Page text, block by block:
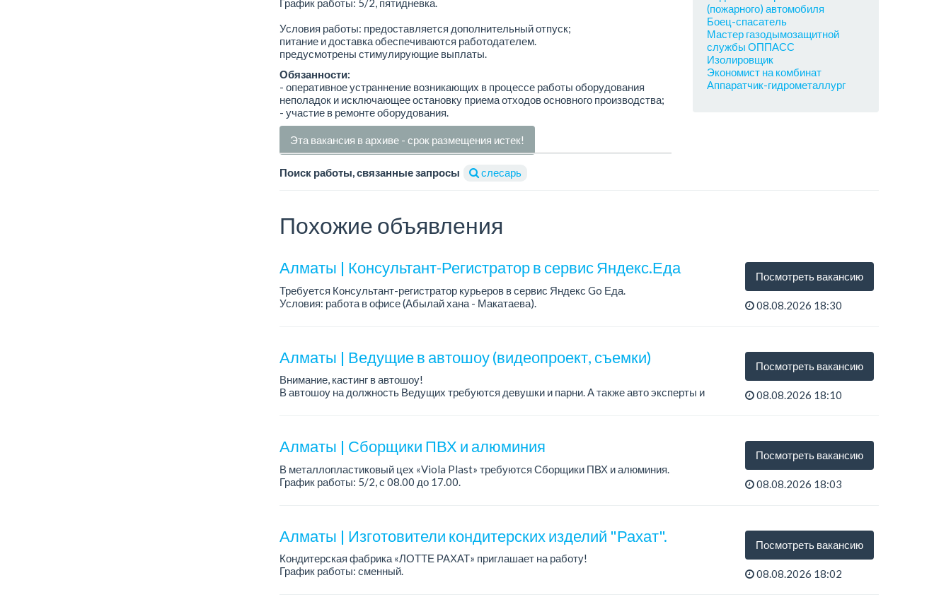
График работы: 5/2, пятидневка.
Условия работы: предоставляется дополнительный отпуск;
питание и доставка обеспечиваются работодателем.
предусмотрены стимулирующие выплаты.
Обязанности:
- оперативное устраннение возникающих в процессе работы оборудования
неполадок и исключающее остановку приема отходов основного производства;
- участие в ремонте оборудования.
Эта вакансия в архиве - срок размещения истек!
Поиск работы, связанные запросы слесарь
(пожарного) автомобиля
Боец-спасатель
Мастер газодымозащитной
службы ОППАСС
Изолировщик
Экономист на комбинат
Аппаратчик-гидрометаллург
Похожие объявления
Алматы | Консультант-Регистратор в сервис Яндекс.Еда
Требуется Консультант-регистратор курьеров в сервис Яндекс Go Еда.
Условия: работа в офисе (Абылай хана - Макатаева).
Посмотреть вакансию
08.08.2026 18:30
Алматы | Ведущие в автошоу (видеопроект, съемки)
Внимание, кастинг в автошоу!
В автошоу на должность Ведущих требуются девушки и парни. А также авто эксперты и
– знание автомоб...
Посмотреть вакансию
08.08.2026 18:10
Алматы | Сборщики ПВХ и алюминия
В металлопластиковый цех «Viola Plast» требуются Сборщики ПВХ и алюминия.
График работы: 5/2, с 08.00 до 17.00.
Посмотреть вакансию
08.08.2026 18:03
Алматы | Изготовители кондитерских изделий "Рахат".
Кондитерская фабрика «ЛОТТЕ РАХАТ» приглашает на работу!
График работы: сменный.
Посмотреть вакансию
08.08.2026 18:02